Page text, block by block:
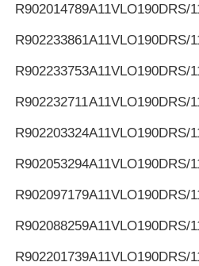
R902014789A11VLO190DRS/
R902233861A11VLO190DRS/
R902233753A11VLO190DRS/
R902232711A11VLO190DRS/
R902203324A11VLO190DRS/
R902053294A11VLO190DRS/
R902097179A11VLO190DRS/
R902088259A11VLO190DRS/
R902201739A11VLO190DRS/